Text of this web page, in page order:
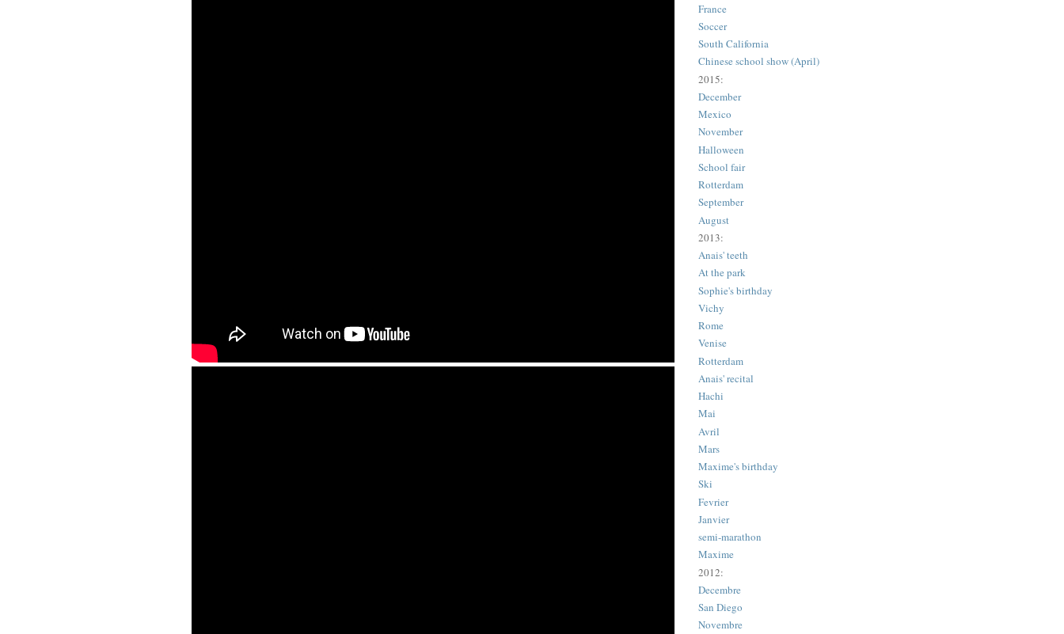
France
Soccer
South California
Chinese school show (April)
2015:
December
Mexico
November
Halloween
School fair
Rotterdam
September
August
2013:
Anais' teeth
At the park
Sophie's birthday
Vichy
Rome
Venise
Rotterdam
Anais' recital
Hachi
Mai
Avril
Mars
Maxime's birthday
Ski
Fevrier
Janvier
semi-marathon
Maxime
2012:
Decembre
San Diego
Novembre